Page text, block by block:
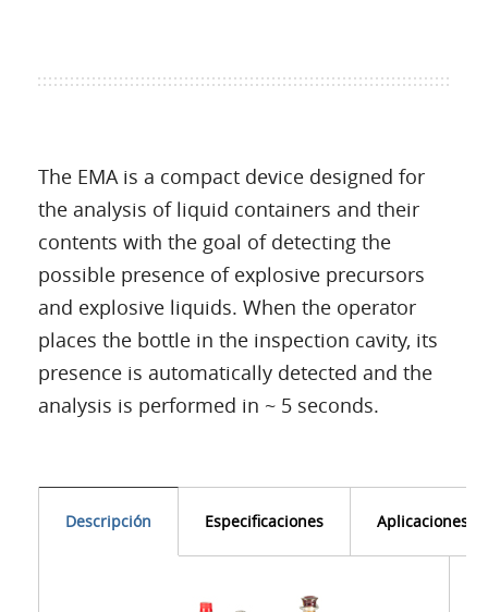
The EMA is a compact device designed for
the analysis of liquid containers and their
contents with the goal of detecting the
possible presence of explosive precursors
and explosive liquids. When the operator
places the bottle in the inspection cavity, its
presence is automatically detected and the
analysis is performed in ~ 5 seconds.
Descripción Especificaciones Aplicaciones